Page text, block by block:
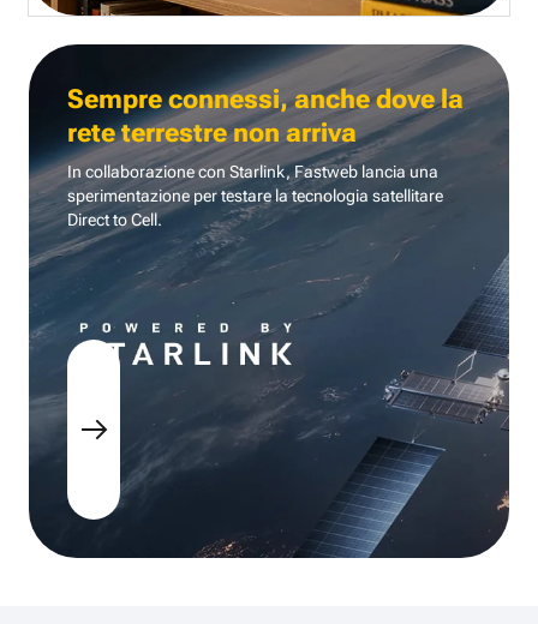
Sempre connessi, anche dove la
rete terrestre non arriva
In collaborazione con Starlink, Fastweb lancia una
sperimentazione per testare la tecnologia satellitare
Direct to Cell.